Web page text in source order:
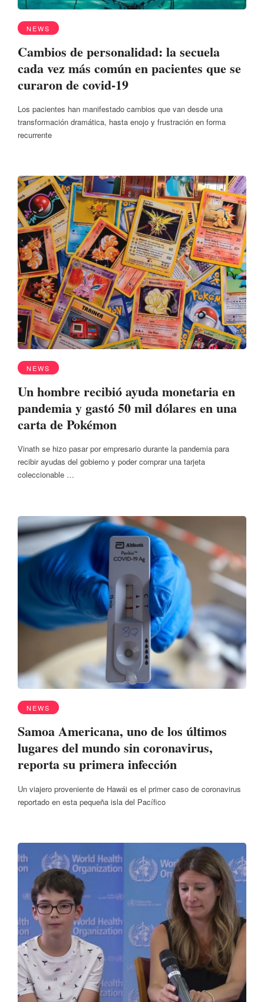
NEWS
Cambios de personalidad: la secuela
cada vez más común en pacientes que se
curaron de covid-19
Los pacientes han manifestado cambios que van desde una
transformación dramática, hasta enojo y frustración en forma
recurrente
NEWS
Un hombre recibió ayuda monetaria en
pandemia y gastó 50 mil dólares en una
carta de Pokémon
Vinath se hizo pasar por empresario durante la pandemia para
recibir ayudas del gobierno y poder comprar una tarjeta
coleccionable …
NEWS
Samoa Americana, uno de los últimos
lugares del mundo sin coronavirus,
reporta su primera infección
Un viajero proveniente de Hawái es el primer caso de coronavirus
reportado en esta pequeña isla del Pacífico